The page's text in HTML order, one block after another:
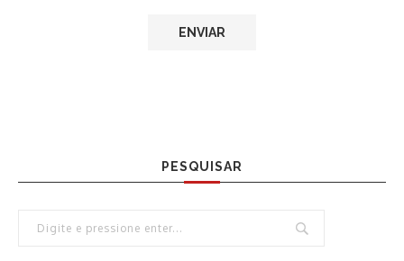
PESQUISAR